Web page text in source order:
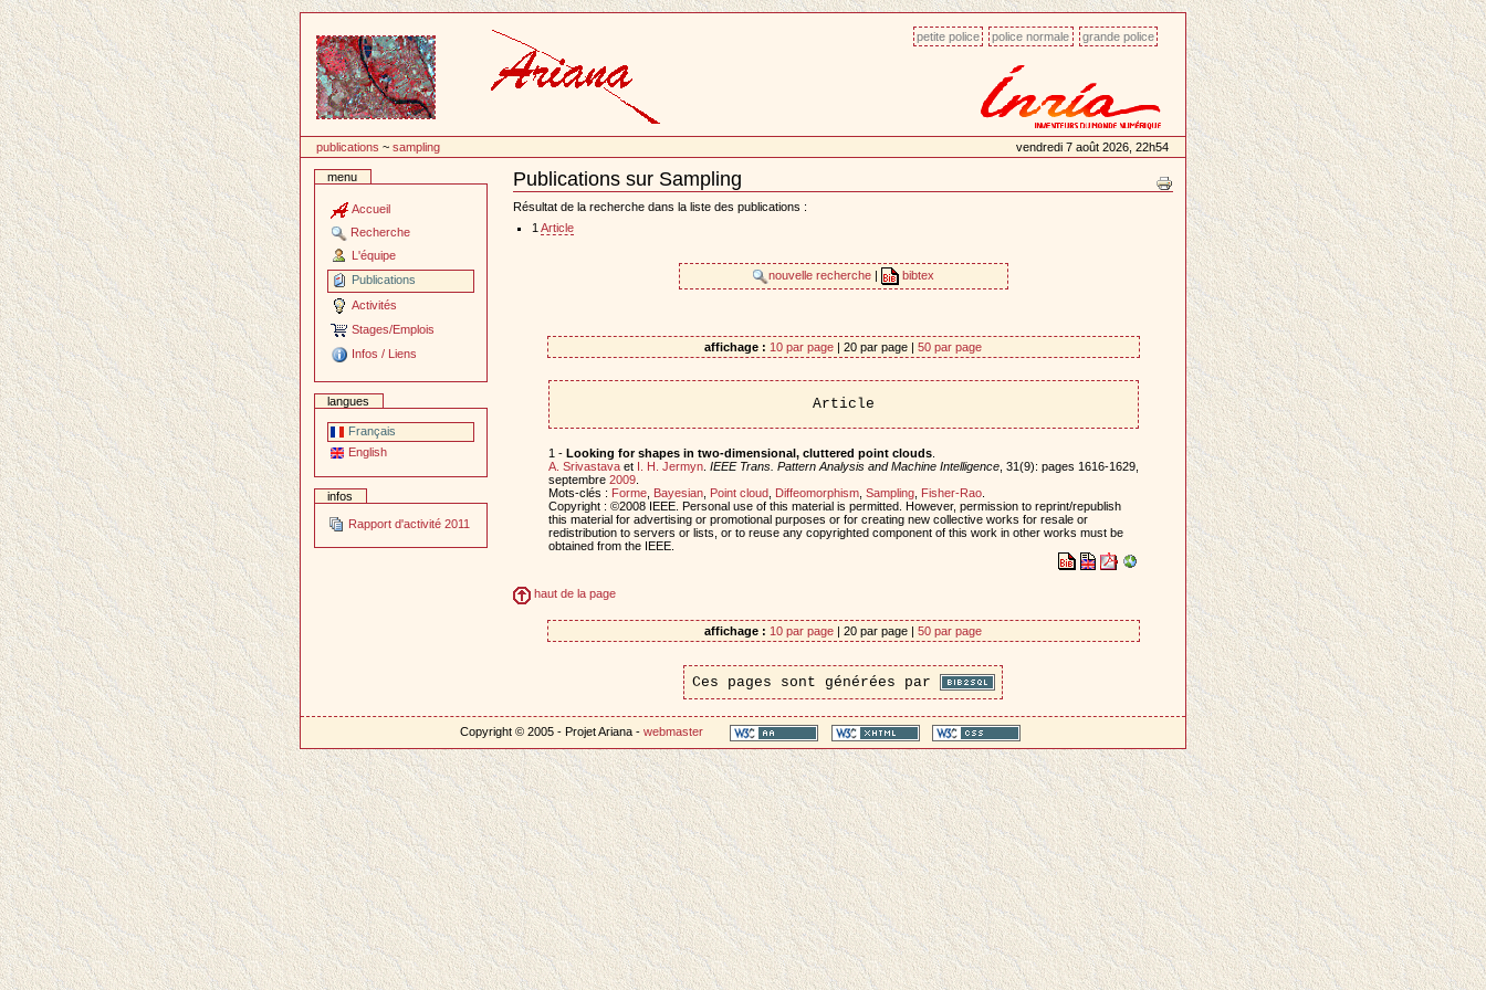
contenu
petite police police normale grande police
publications ~sampling vendredi 7 août 2026, 22h54
menu
Accueil
Recherche
L'équipe
Publications
Activités
Stages/Emplois
Infos / Liens
langues
Français
English
infos
Rapport d'activité 2011
Publications sur Sampling
Document
Actions
Résultat de la recherche dans la liste des publications :
1 Article
nouvelle recherche bibtex
affichage : 10 par page | 20 par page | 50 par page
Article
1 - Looking for shapes in two-dimensional, cluttered point clouds.
A. Srivastavaet I. H. Jermyn. IEEE Trans. Pattern Analysis and Machine Intelligence, 31(9): pages 1616-1629,
septembre 2009.
Mots-clés : Forme, Bayesian, Point cloud, Diffeomorphism, Sampling, Fisher-Rao.
Copyright : ©2008 IEEE. Personal use of this material is permitted. However, permission to reprint/republish
this material for advertising or promotional purposes or for creating new collective works for resale or
redistribution to servers or lists, or to reuse any copyrighted component of this work in other works must be
obtained from the IEEE.
haut de la page
affichage : 10 par page | 20 par page | 50 par page
Ces pages sont générées par
Copyright © 2005 - Projet Ariana -webmaster